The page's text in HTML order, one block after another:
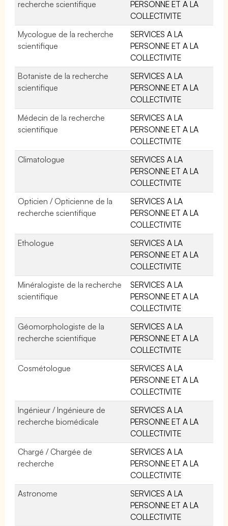
recherche scientifique
PERSONNE ET A LA
COLLECTIVITE
Mycologue de la recherche
scientifique
SERVICES A LA
PERSONNE ET A LA
COLLECTIVITE
Botaniste de la recherche
scientifique
SERVICES A LA
PERSONNE ET A LA
COLLECTIVITE
Médecin de la recherche
scientifique
SERVICES A LA
PERSONNE ET A LA
COLLECTIVITE
Climatologue
SERVICES A LA
PERSONNE ET A LA
COLLECTIVITE
Opticien / Opticienne de la
recherche scientifique
SERVICES A LA
PERSONNE ET A LA
COLLECTIVITE
Ethologue
SERVICES A LA
PERSONNE ET A LA
COLLECTIVITE
Minéralogiste de la recherche
scientifique
SERVICES A LA
PERSONNE ET A LA
COLLECTIVITE
Géomorphologiste de la
recherche scientifique
SERVICES A LA
PERSONNE ET A LA
COLLECTIVITE
Cosmétologue
SERVICES A LA
PERSONNE ET A LA
COLLECTIVITE
Ingénieur / Ingénieure de
recherche biomédicale
SERVICES A LA
PERSONNE ET A LA
COLLECTIVITE
Chargé / Chargée de
recherche
SERVICES A LA
PERSONNE ET A LA
COLLECTIVITE
Astronome
SERVICES A LA
PERSONNE ET A LA
COLLECTIVITE